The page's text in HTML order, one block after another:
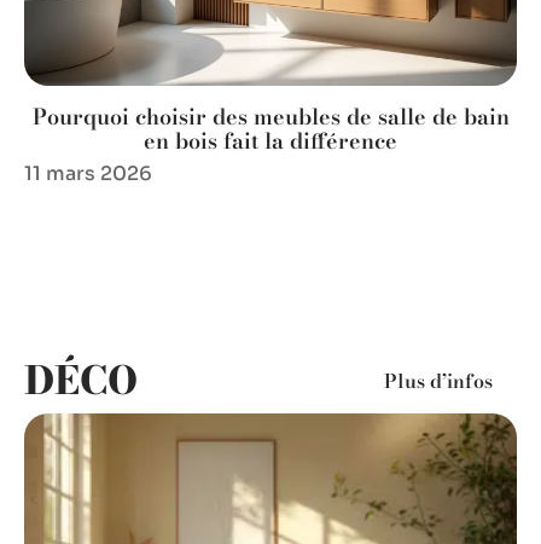
Pourquoi choisir des meubles de salle de bain
en bois fait la différence
11 mars 2026
DÉCO Plus d’infos